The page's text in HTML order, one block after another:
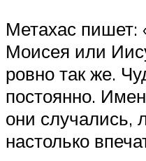
Метахас пишет:
Моисея или
ровно так же.
постоянно.
они случались,
настолько